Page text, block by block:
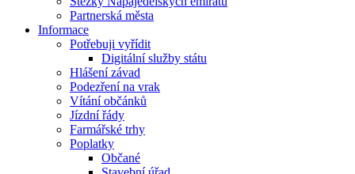
Partnerská města
Informace
Potřebuji vyřídit
Digitální služby státu
Hlášení závad
Podezření na vrak
Vítání občánků
Jízdní řády
Farmářské trhy
Poplatky
Občané